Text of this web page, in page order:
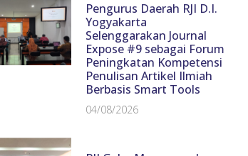
Pengurus Daerah RJI D.I.
Yogyakarta
Selenggarakan Journal
Expose #9 sebagai Forum
Peningkatan Kompetensi
Penulisan Artikel Ilmiah
Berbasis Smart Tools
04/08/2026